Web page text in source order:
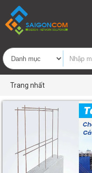
Trang nhất